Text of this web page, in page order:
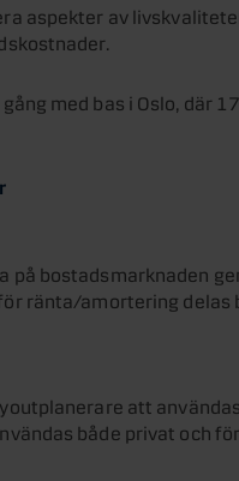
aspekter av
med bas i Oslo, där
på bostadsmarknaden
ränta/amortering delas
att
både privat och